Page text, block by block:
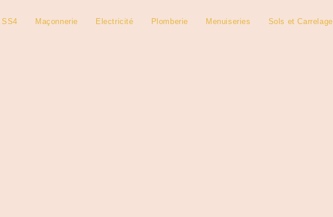
Maçonnerie Electricité Plomberie Menuiseries Sols et Carrelage